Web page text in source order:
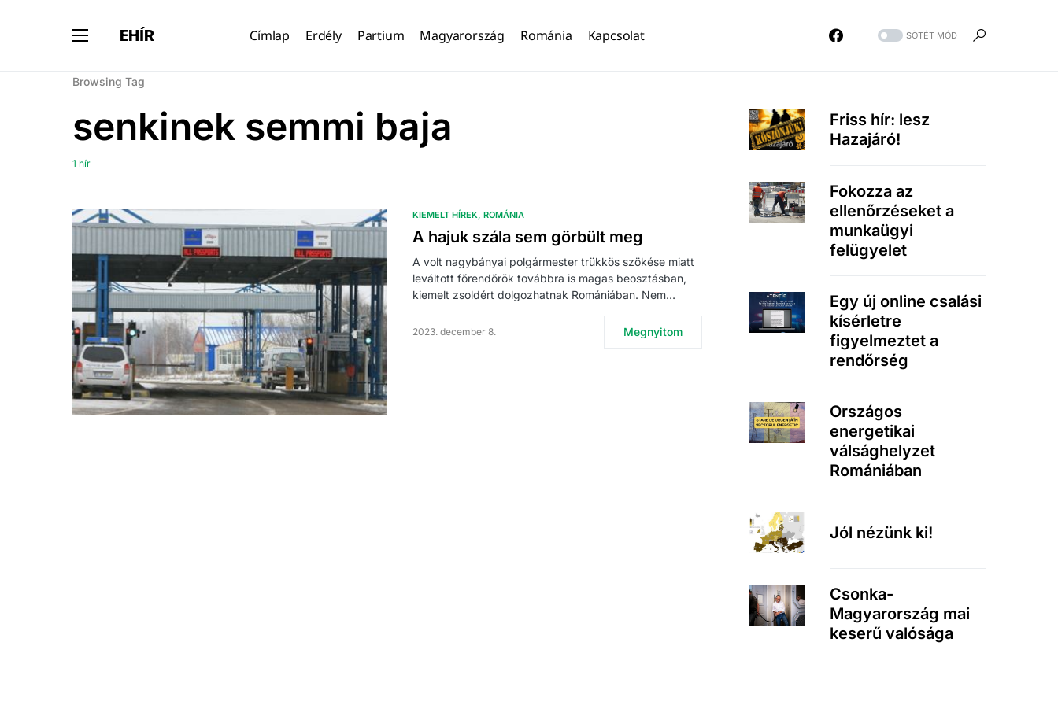
EHÍR Címlap Erdély Partium Magyarország Románia Kapcsolat SÖTÉT MÓD
Browsing Tag
senkinek semmi baja
1 hír
KIEMELT HÍREK ROMÁNIA
A hajuk szála sem görbült meg
A volt nagybányai polgármester trükkös szökése miatt
leváltott főrendőrök továbbra is magas beosztásban,
kiemelt zsoldért dolgozhatnak Romániában. Nem…
2023. december 8. Megnyitom
Friss hír: lesz
Hazajáró!
Fokozza az
ellenőrzéseket a
munkaügyi
felügyelet
Egy új online csalási
kísérletre
figyelmeztet a
rendőrség
Országos
energetikai
válsághelyzet
Romániában
Jól nézünk ki!
Csonka-
Magyarország mai
keserű valósága